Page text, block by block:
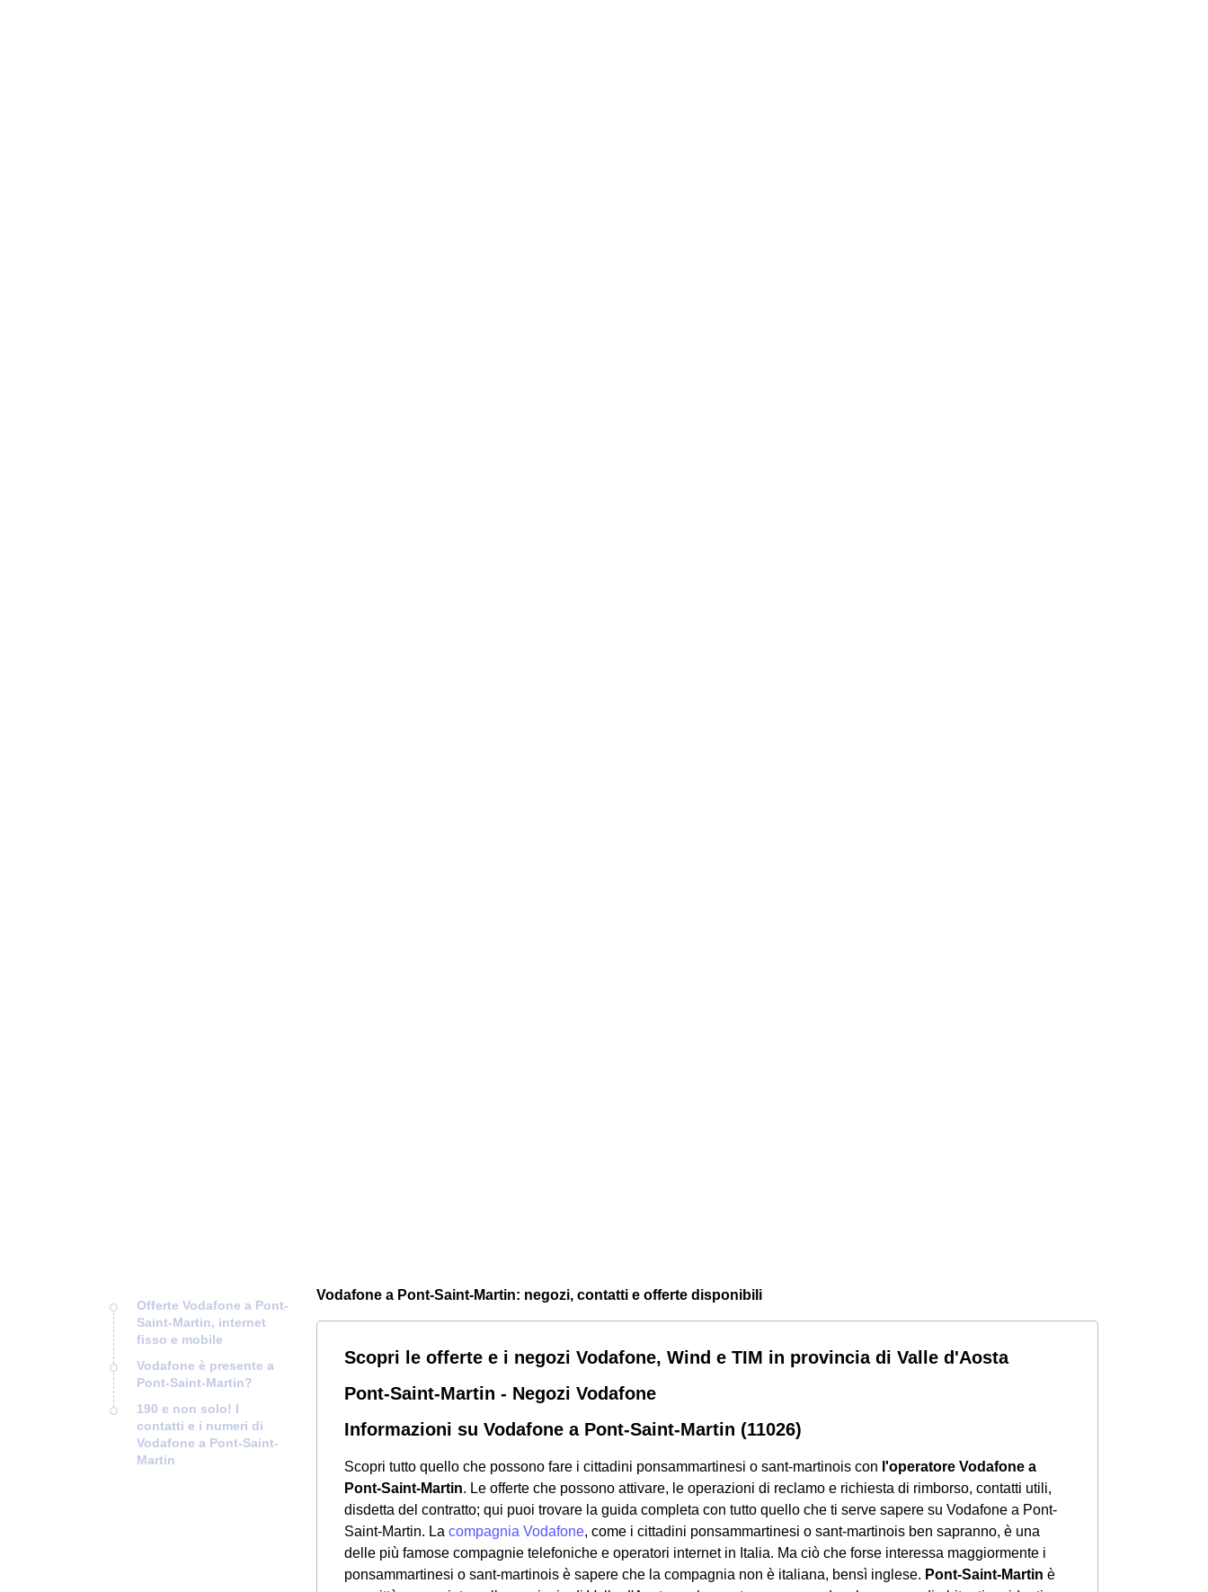
Offerte Vodafone a Pont-
Saint-Martin, internet
fisso e mobile
Vodafone è presente a
Pont-Saint-Martin?
190 e non solo! I
contatti e i numeri di
Vodafone a Pont-Saint-
Martin
Vodafone a Pont-Saint-Martin: negozi, contatti e offerte disponibili
Scopri le offerte e i negozi Vodafone, Wind e TIM in provincia di Valle d'Aosta
Pont-Saint-Martin - Negozi Vodafone
Informazioni su Vodafone a Pont-Saint-Martin (11026)
Scopri tutto quello che possono fare i cittadini ponsammartinesi o sant-martinois con l'operatore Vodafone a
Pont-Saint-Martin. Le offerte che possono attivare, le operazioni di reclamo e richiesta di rimborso, contatti utili,
disdetta del contratto; qui puoi trovare la guida completa con tutto quello che ti serve sapere su Vodafone a Pont-
Saint-Martin. La compagnia Vodafone, come i cittadini ponsammartinesi o sant-martinois ben sapranno, è una
delle più famose compagnie telefoniche e operatori internet in Italia. Ma ciò che forse interessa maggiormente i
ponsammartinesi o sant-martinois è sapere che la compagnia non è italiana, bensì inglese. Pont-Saint-Martin è